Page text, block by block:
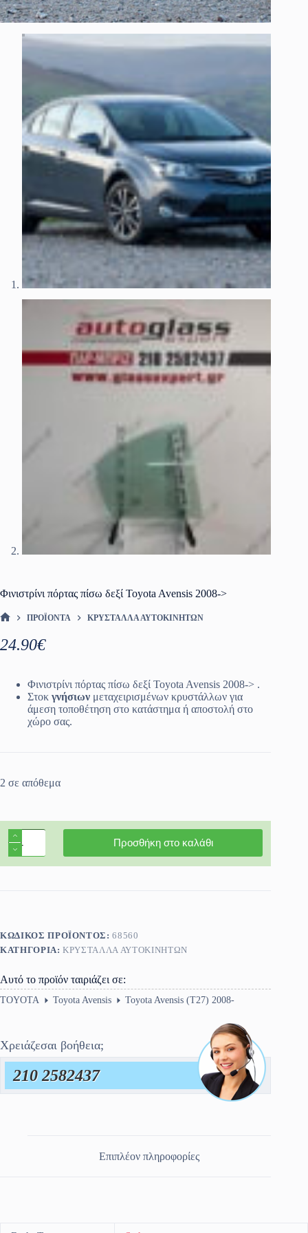
Φινιστρίνι πόρτας πίσω δεξί Toyota Avensis 2008->
ΠΡΟΪΌΝΤΑ ΚΡΎΣΤΑΛΛΑ ΑΥΤΟΚΙΝΉΤΩΝ
24.90€
Φινιστρίνι πόρτας πίσω δεξί Toyota Avensis 2008-> .
Στοκ γνήσιων μεταχειρισμένων κρυστάλλων για
άμεση τοποθέτηση στο κατάστημα ή αποστολή στο
χώρο σας.
2 σε απόθεμα
Φινιστρίνι
πόρτας
πίσω
δεξί
Προσθήκη στο καλάθι
ΚΩΔΙΚΌΣ ΠΡΟΪΌΝΤΟΣ:68560
ΚΑΤΗΓΟΡΊΑ:ΚΡΎΣΤΑΛΛΑ ΑΥΤΟΚΙΝΉΤΩΝ
Αυτό το προϊόν ταιριάζει σε:
TOYOTA Toyota Avensis Toyota Avensis (T27) 2008-
Χρειάζεσαι βοήθεια;
210 2582437
Επιπλέον πληροφορίες